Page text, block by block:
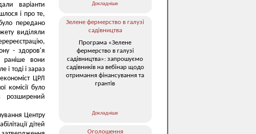
варіанти
і про те,
передано
виділяли
- здоров'я
раніше вони
і тоді і зараз
економіст ЦРЛ
комісії було
розширений
Центру
дітей
Докладніше
Зелене фермерство в галузі
садівництва
Програма «Зелене
фермерство в галузі
садівництва»: запрошуємо
садівників на вебінар щодо
отримання фінансування та
грантів
Докладніше
Оголошення